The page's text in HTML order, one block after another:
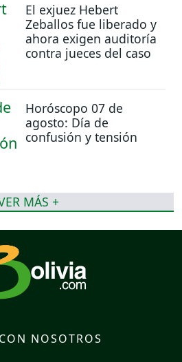
El exjuez Hebert
Zeballos fue liberado y
ahora exigen auditoría
contra jueces del caso
Horóscopo 07 de
agosto: Día de
confusión y tensión
MÁS +
NOSOTROS